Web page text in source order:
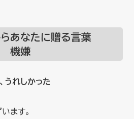
あなたに贈る言葉
機嫌
うれしかった
ます。